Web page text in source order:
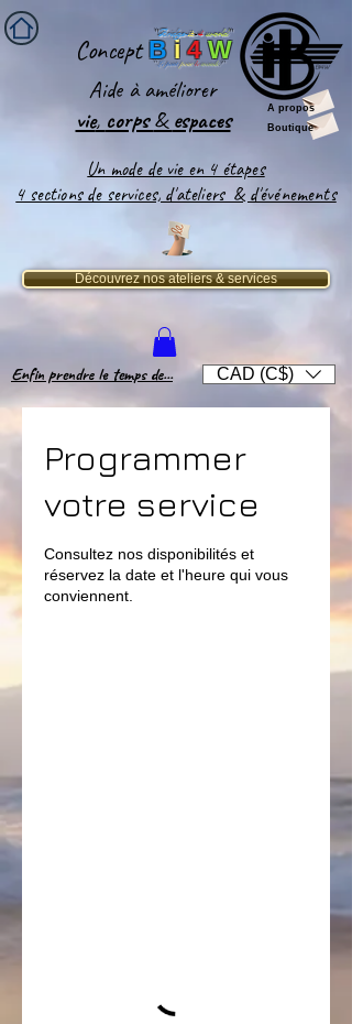
''Le pontpour le monde!''
ConceptB i 4 W
''Bridge-it-4world''
Aide à améliorer
vie, corps&espaces​
A propos
Boutique
Un mode de vie en 4 étapes
4 sections de services, d'ateliers & d'événements
CAD (C$)
Enfin prendre le temps de...
Découvrez nos ateliers & services
Programmer
votre service
Consultez nos disponibilités et
réservez la date et l'heure qui vous
conviennent.